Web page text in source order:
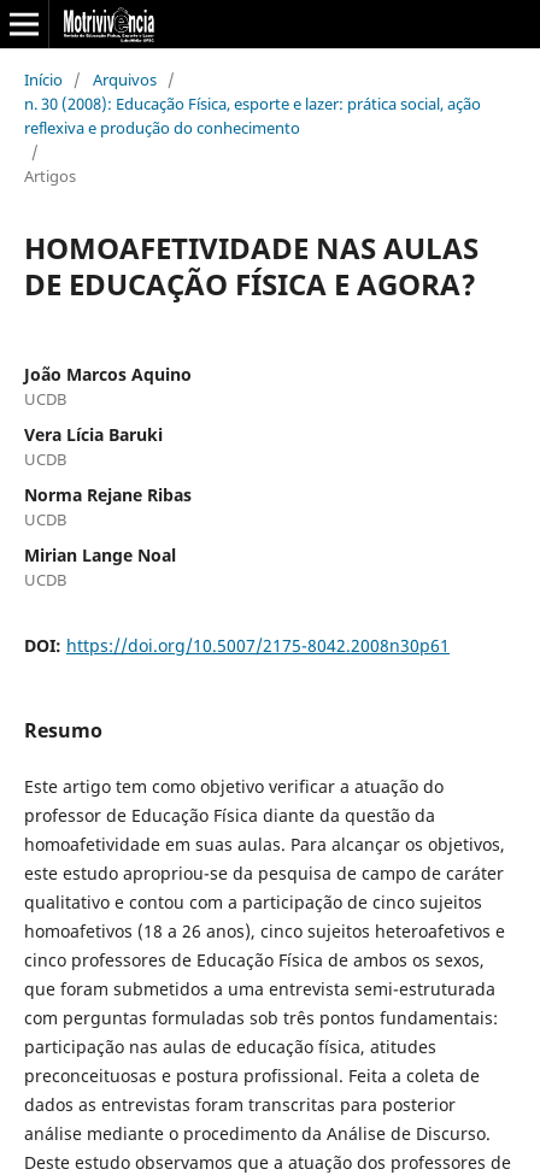
Início / Arquivos /
n. 30 (2008): Educação Física, esporte e lazer: prática social, ação
reflexiva e produção do conhecimento
/
Artigos
HOMOAFETIVIDADE NAS AULAS
DE EDUCAÇÃO FÍSICA E AGORA?
João Marcos Aquino
UCDB
Vera Lícia Baruki
UCDB
Norma Rejane Ribas
UCDB
Mirian Lange Noal
UCDB
DOI: https://doi.org/10.5007/2175-8042.2008n30p61
Resumo
Este artigo tem como objetivo verificar a atuação do
professor de Educação Física diante da questão da
homoafetividade em suas aulas. Para alcançar os objetivos,
este estudo apropriou-se da pesquisa de campo de caráter
qualitativo e contou com a participação de cinco sujeitos
homoafetivos (18 a 26 anos), cinco sujeitos heteroafetivos e
cinco professores de Educação Física de ambos os sexos,
que foram submetidos a uma entrevista semi-estruturada
com perguntas formuladas sob três pontos fundamentais:
participação nas aulas de educação física, atitudes
preconceituosas e postura profissional. Feita a coleta de
dados as entrevistas foram transcritas para posterior
análise mediante o procedimento da Análise de Discurso.
Deste estudo observamos que a atuação dos professores de